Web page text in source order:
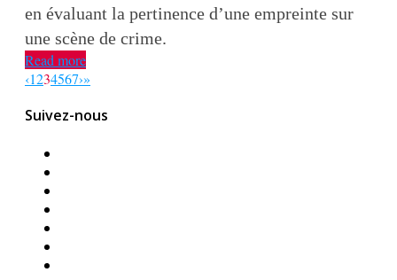
en évaluant la pertinence d’une empreinte sur
une scène de crime.
Read more
‹1234567›»
Suivez-nous